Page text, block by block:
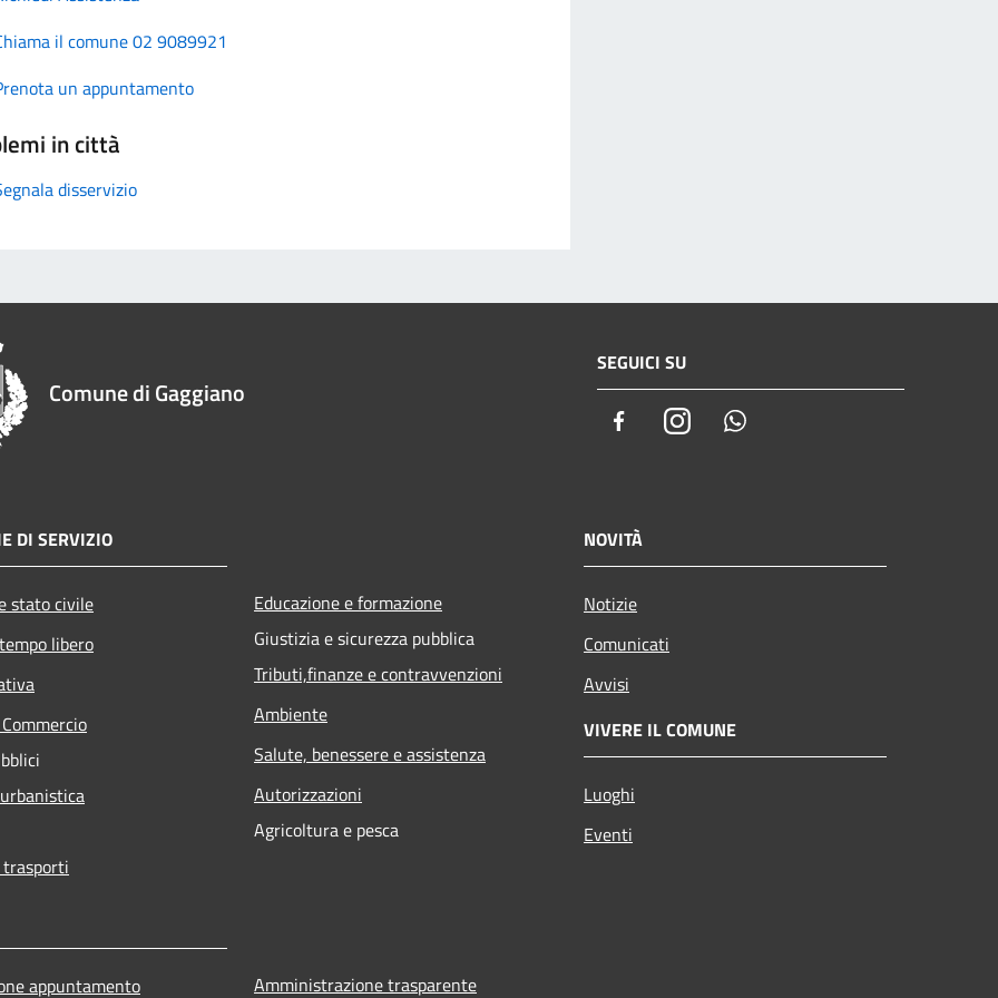
il comune 02 9089921
un appuntamento
in città
disservizio
Comune di Gaggiano
SEGUICI SU
FacebookInstagram
DI SERVIZIO
stato civile
libero
Educazione e formazione
Giustizia e sicurezza pubblica
Tributi,finanze e contravvenzioni
Ambiente
Salute, benessere e assistenza
Autorizzazioni
Agricoltura e pesca
NOVITÀ
Notizie
Comunicati
Avvisi
VIVERE IL COMUNE
Luoghi
Eventi
appuntamento Amministrazione trasparente